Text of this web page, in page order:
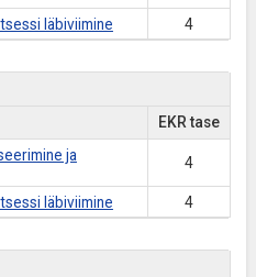
läbiviimine 4
EKR tase
ja
4
läbiviimine 4